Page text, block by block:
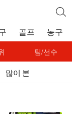
골프 농구
팀/선수
많이 본